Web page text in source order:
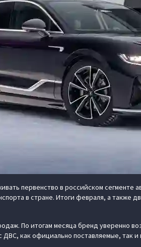
первенство в российском сегменте
в стране. Итоги февраля, а также
По итогам месяца бренд уверенно
как официально поставляемые, так и